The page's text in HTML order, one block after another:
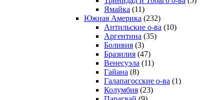
Ямайка (11)
Южная Америка (232)
Антильские о-ва (10)
Аргентина (35)
Боливия (3)
Бразилия (47)
Венесуэла (11)
Гайана (8)
Галапагосские о-ва (1)
Колумбия (23)